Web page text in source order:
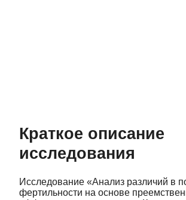
Краткое описание
исследования
Исследование «Анализ различий в
фертильности на основе